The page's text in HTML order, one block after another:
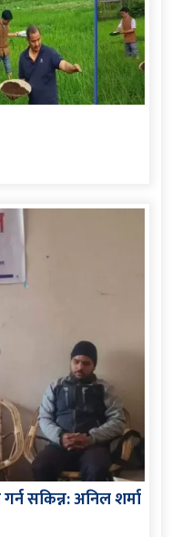
गर्न सकिन्न: अनिल शर्मा